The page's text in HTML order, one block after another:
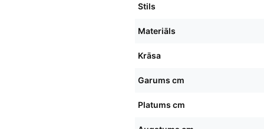
Stils
Materiāls
Krāsa
Garums cm
Platums cm